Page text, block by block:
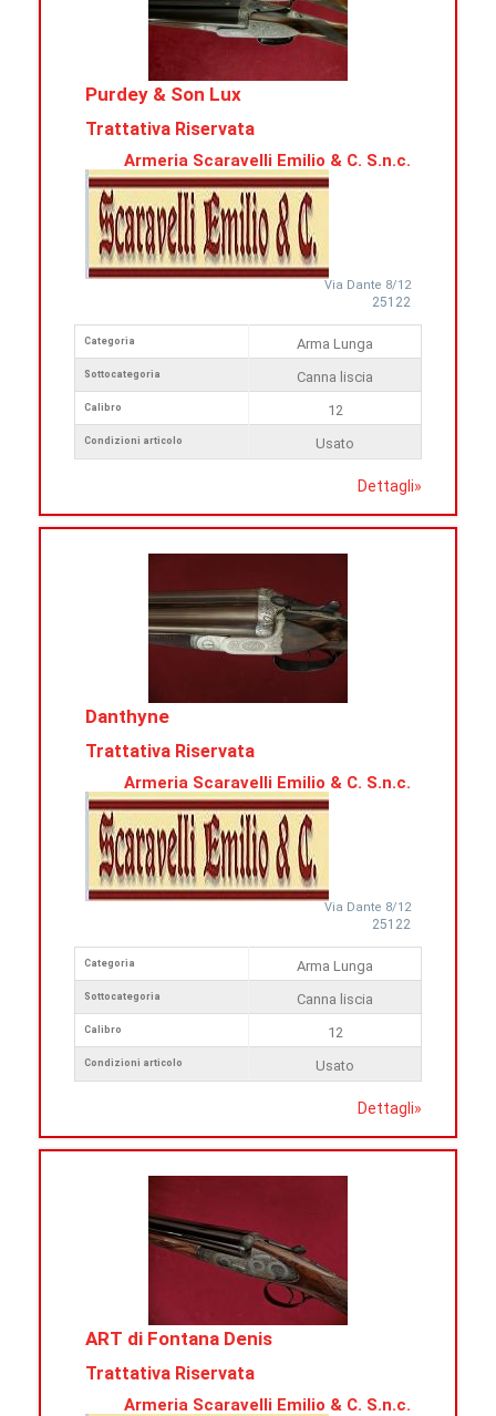
Purdey & Son Lux
Trattativa Riservata
Armeria Scaravelli Emilio & C. S.n.c.
Via Dante 8/12
25122
Categoria
Sottocategoria
Calibro
Condizioni articolo
Arma Lunga
Canna liscia
12
Usato
Dettagli»
Danthyne
Trattativa Riservata
Armeria Scaravelli Emilio & C. S.n.c.
Via Dante 8/12
25122
Categoria
Sottocategoria
Calibro
Condizioni articolo
Arma Lunga
Canna liscia
12
Usato
Dettagli»
ART di Fontana Denis
Trattativa Riservata
Armeria Scaravelli Emilio & C. S.n.c.